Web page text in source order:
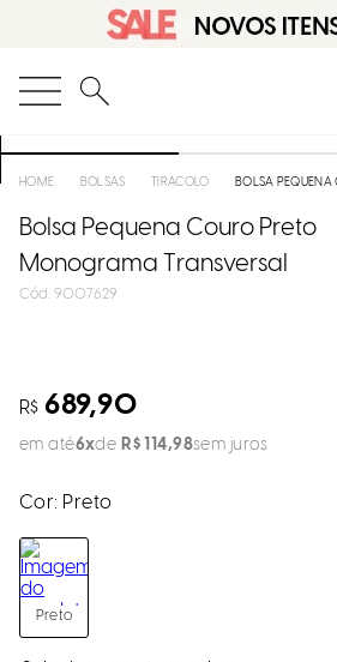
O que você está procurando?
BOLSAS TIRACOLO
Bolsa Pequena Couro Preto
Monograma Transversal
: 9007629
R$ 689,90
em até6 R$ 114,98sem juros
Cor: Preto
Preto